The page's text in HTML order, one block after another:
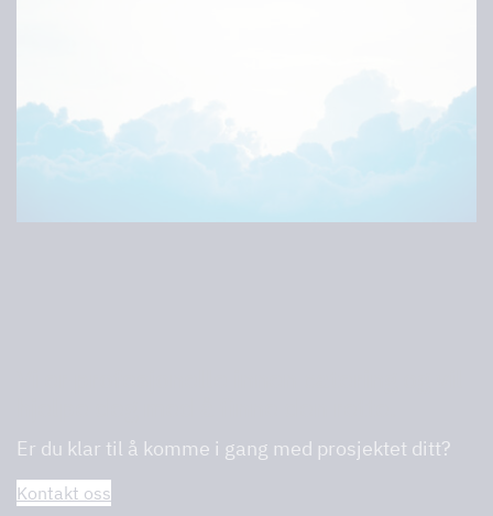
Er du klar til å komme i gang med prosjektet ditt?
Kontakt oss